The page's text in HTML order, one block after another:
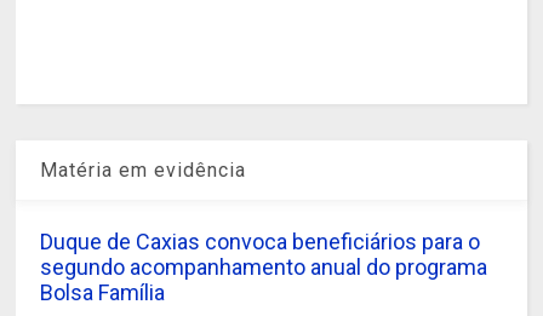
Matéria em evidência
Duque de Caxias convoca beneficiários para o
segundo acompanhamento anual do programa
Bolsa Família